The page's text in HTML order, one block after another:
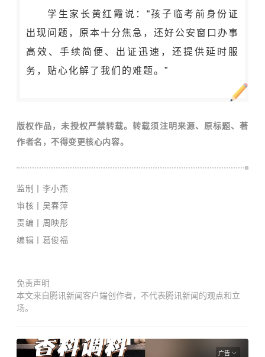
学生家长黄红霞说：“孩子临考前身份证
出现问题，原本十分焦急，还好公安窗口办事
高效、手续简便、出证迅速，还提供延时服
务，贴心化解了我们的难题。 ”
版权作品，未授权严禁转载。转载须注明来源、原标题、著
作者名，不得变更核心内容。
监制丨李小燕
审核丨吴春萍
责编丨周映彤
编辑丨葛俊福
免责声明
本文来自腾讯新闻客户端创作者，不代表腾讯新闻的观点和立
场。
广告